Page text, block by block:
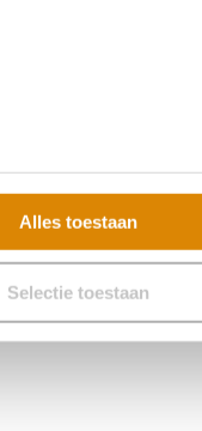
Alles toestaan
Selectie toestaan